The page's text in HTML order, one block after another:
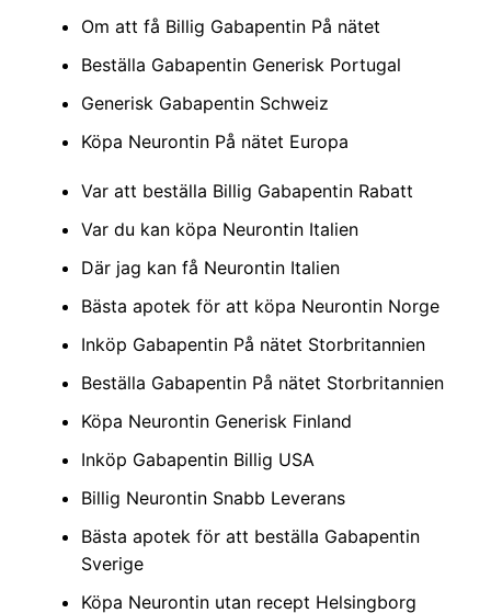
Om att få Billig Gabapentin På nätet
Beställa Gabapentin Generisk Portugal
Generisk Gabapentin Schweiz
Köpa Neurontin På nätet Europa
Var att beställa Billig Gabapentin Rabatt
Var du kan köpa Neurontin Italien
Där jag kan få Neurontin Italien
Bästa apotek för att köpa Neurontin Norge
Inköp Gabapentin På nätet Storbritannien
Beställa Gabapentin På nätet Storbritannien
Köpa Neurontin Generisk Finland
Inköp Gabapentin Billig USA
Billig Neurontin Snabb Leverans
Bästa apotek för att beställa Gabapentin
Sverige
Köpa Neurontin utan recept Helsingborg